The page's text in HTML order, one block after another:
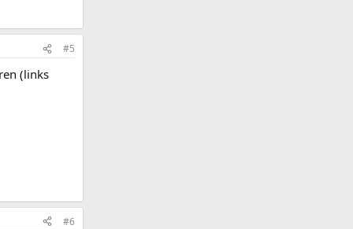
#5
(links
#6